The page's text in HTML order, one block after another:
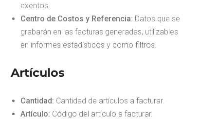
exentos.
Centro de Costos y Referencia: Datos que se
grabarán en las facturas generadas, utilizables
en informes estadísticos y como filtros.
Artículos
Cantidad: Cantidad de artículos a facturar.
Artículo: Código del artículo a facturar.